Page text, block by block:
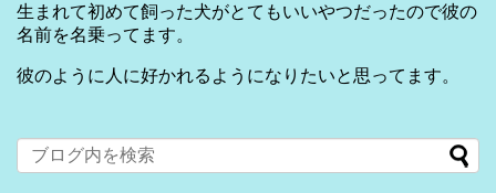
生まれて初めて飼った犬がとてもいいやつだったので彼の
名前を名乗ってます。
彼のように人に好かれるようになりたいと思ってます。